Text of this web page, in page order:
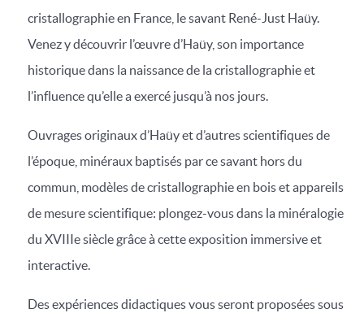
cristallographie en France, le savant René-Just Haüy.
Venez y découvrir l’œuvre d’Haüy, son importance
historique dans la naissance de la cristallographie et
l’influence qu’elle a exercé jusqu’à nos jours.
Ouvrages originaux d’Haüy et d’autres scientifiques de
l’époque, minéraux baptisés par ce savant hors du
commun, modèles de cristallographie en bois et appareils
de mesure scientifique: plongez-vous dans la minéralogie
du XVIIIe siècle grâce à cette exposition immersive et
interactive.
Des expériences didactiques vous seront proposées sous